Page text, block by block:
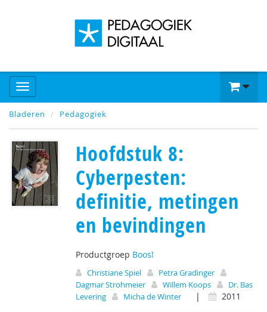
Bladeren Pedagogiek
Hoofdstuk 8:
Cyberpesten:
definitie, metingen
en bevindingen
Productgroep Boos!
Christiane Spiel
Petra Gradinger
Dagmar Strohmeier
Willem Koops
Dr. Bas
Levering
Micha de Winter | 2011